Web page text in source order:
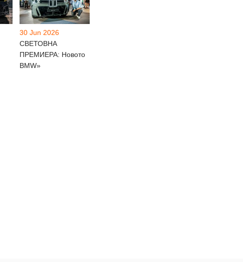
30 Jun 2026
СВЕТОВНА
ПРЕМИЕРА: Новото
BMW»